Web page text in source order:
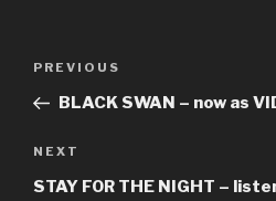
Previous
Post
PREVIOUS
BLACK SWAN – now as
Next
Post
NEXT
STAY FOR THE NIGHT –